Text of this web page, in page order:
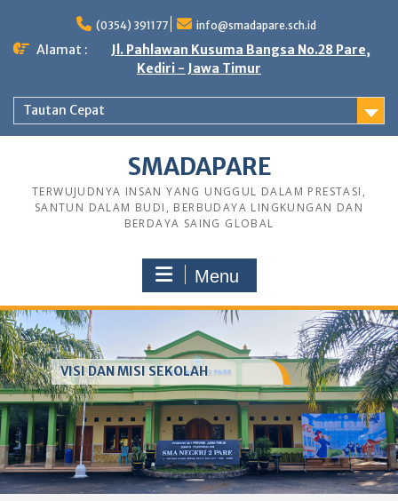
content
(0354) 391177 info@smadapare.sch.id
Alamat :
Jl. Pahlawan Kusuma Bangsa No.28 Pare,
Kediri - Jawa Timur
Tautan Cepat
SMADAPARE
TERWUJUDNYA INSAN YANG UNGGUL DALAM PRESTASI,
SANTUN DALAM BUDI, BERBUDAYA LINGKUNGAN DAN
BERDAYA SAING GLOBAL
Menu
VISI DAN MISI SEKOLAH